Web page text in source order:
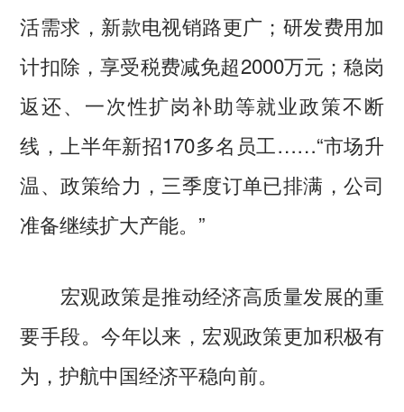
活需求，新款电视销路更广；研发费用加
计扣除，享受税费减免超2000万元；稳岗
返还、一次性扩岗补助等就业政策不断
线，上半年新招170多名员工……“市场升
温、政策给力，三季度订单已排满，公司
准备继续扩大产能。”
宏观政策是推动经济高质量发展的重
要手段。今年以来，宏观政策更加积极有
为，护航中国经济平稳向前。